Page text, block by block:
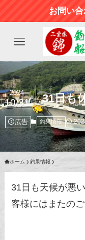
お問い
31日も
2024
10/31
広告 釣果情報
ホーム 釣果情報
31日も天候が悪
客様にはまたの